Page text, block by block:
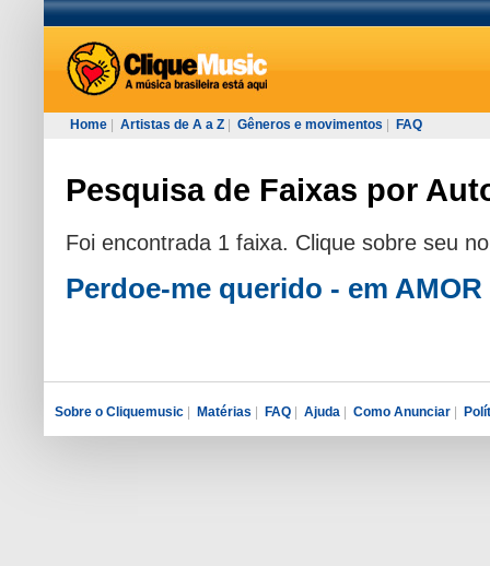
Home Artistas de A a Z Gêneros e movimentos FAQ
Pesquisa de Faixas por
Foi encontrada 1 faixa. Clique sobre seu
Perdoe-me querido - em AMOR
Sobre o Cliquemusic | Matérias | FAQ | Ajuda | Como Anunciar |